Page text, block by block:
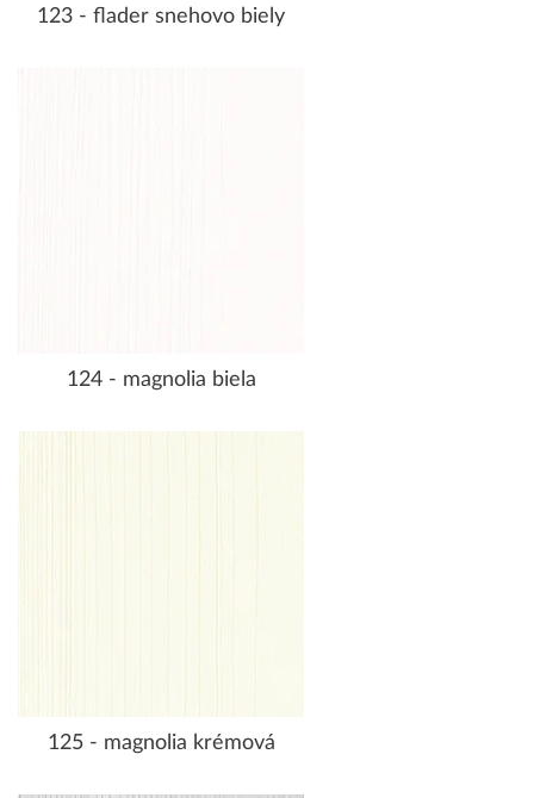
123 - flader snehovo biely
124 - magnolia biela
125 - magnolia krémová